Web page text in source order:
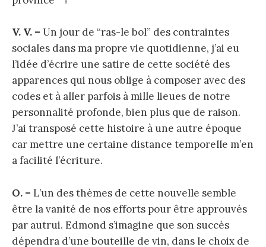
V. V. – Un jour de “ras-le bol” des contraintes
sociales dans ma propre vie quotidienne, j’ai eu
l’idée d’écrire une satire de cette société des
apparences qui nous oblige à composer avec des
codes et à aller parfois à mille lieues de notre
personnalité profonde, bien plus que de raison.
J’ai transposé cette histoire à une autre époque
car mettre une certaine distance temporelle m’en
a facilité l’écriture.
O. – L’un des thèmes de cette nouvelle semble
être la vanité de nos efforts pour être approuvés
par autrui. Edmond s’imagine que son succès
dépendra d’une bouteille de vin, dans le choix de